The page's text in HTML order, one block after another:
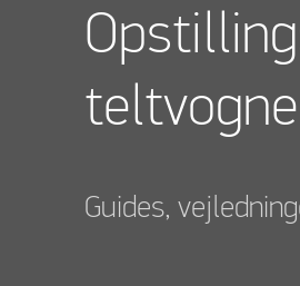
teltvogne
Guides,